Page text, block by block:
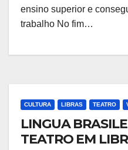
ensino superior e
trabalho No fim…
CULTURA LIBRAS TEATRO
LINGUA
TEATRO EM